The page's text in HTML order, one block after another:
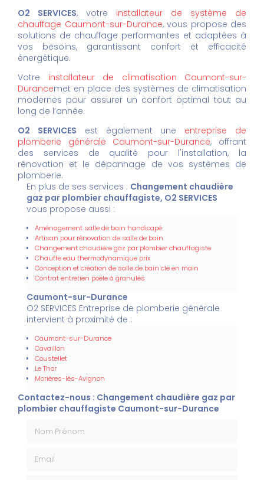
O2 SERVICES, votre installateur de système de
chauffage Caumont-sur-Durance, vous propose des
solutions de chauffage performantes et adaptées à
vos besoins, garantissant confort et efficacité
énergétique.
Votre installateur de climatisation Caumont-sur-
Durancemet en place des systèmes de climatisation
modernes pour assurer un confort optimal tout au
long de l’année.
O2 SERVICES est également une entreprise de
plomberie générale Caumont-sur-Durance, offrant
des services de qualité pour l'installation, la
rénovation et le dépannage de vos systèmes de
plomberie.
En plus de ses services : Changement chaudière
gaz par plombier chauffagiste, O2 SERVICES
vous propose aussi :
Aménagement salle de bain handicapé
Artisan pour rénovation de salle de bain
Changement chaudière gaz par plombier chauffagiste
Chauffe eau thermodynamique prix
Conception et création de salle de bain clé en main
Contrat entretien poêle à granulés
Caumont-sur-Durance
O2 SERVICES Entreprise de plomberie générale
intervient à proximité de :
Caumont-sur-Durance
Cavaillon
Coustellet
Le Thor
Morières-lès-Avignon
Contactez-nous : Changement chaudière gaz par
plombier chauffagiste Caumont-sur-Durance